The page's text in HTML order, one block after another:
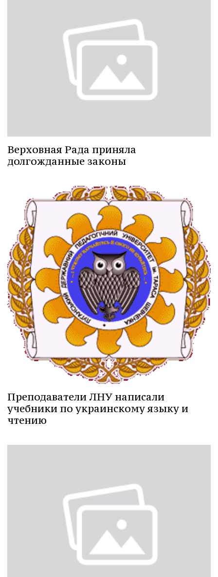
Верховная Рада приняла
долгожданные законы
Преподаватели ЛНУ написали
учебники по украинскому языку и
чтению